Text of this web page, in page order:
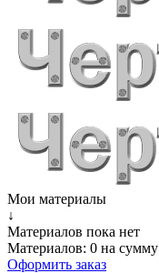
Мои материалы
↓
Материалов пока нет
Материалов: 0 на сумму
Оформить заказ